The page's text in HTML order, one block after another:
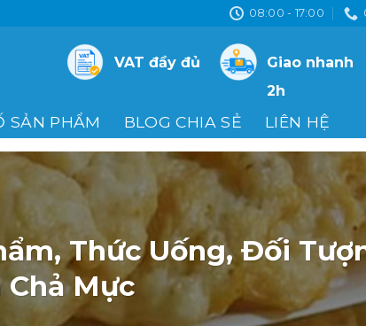
08:00 - 17:00
VAT đầy đủ
Giao nhanh
2h
SẢN PHẨM BLOG CHIA SẺ LIÊN HỆ
Thức Uống, Đối
Chả Mực